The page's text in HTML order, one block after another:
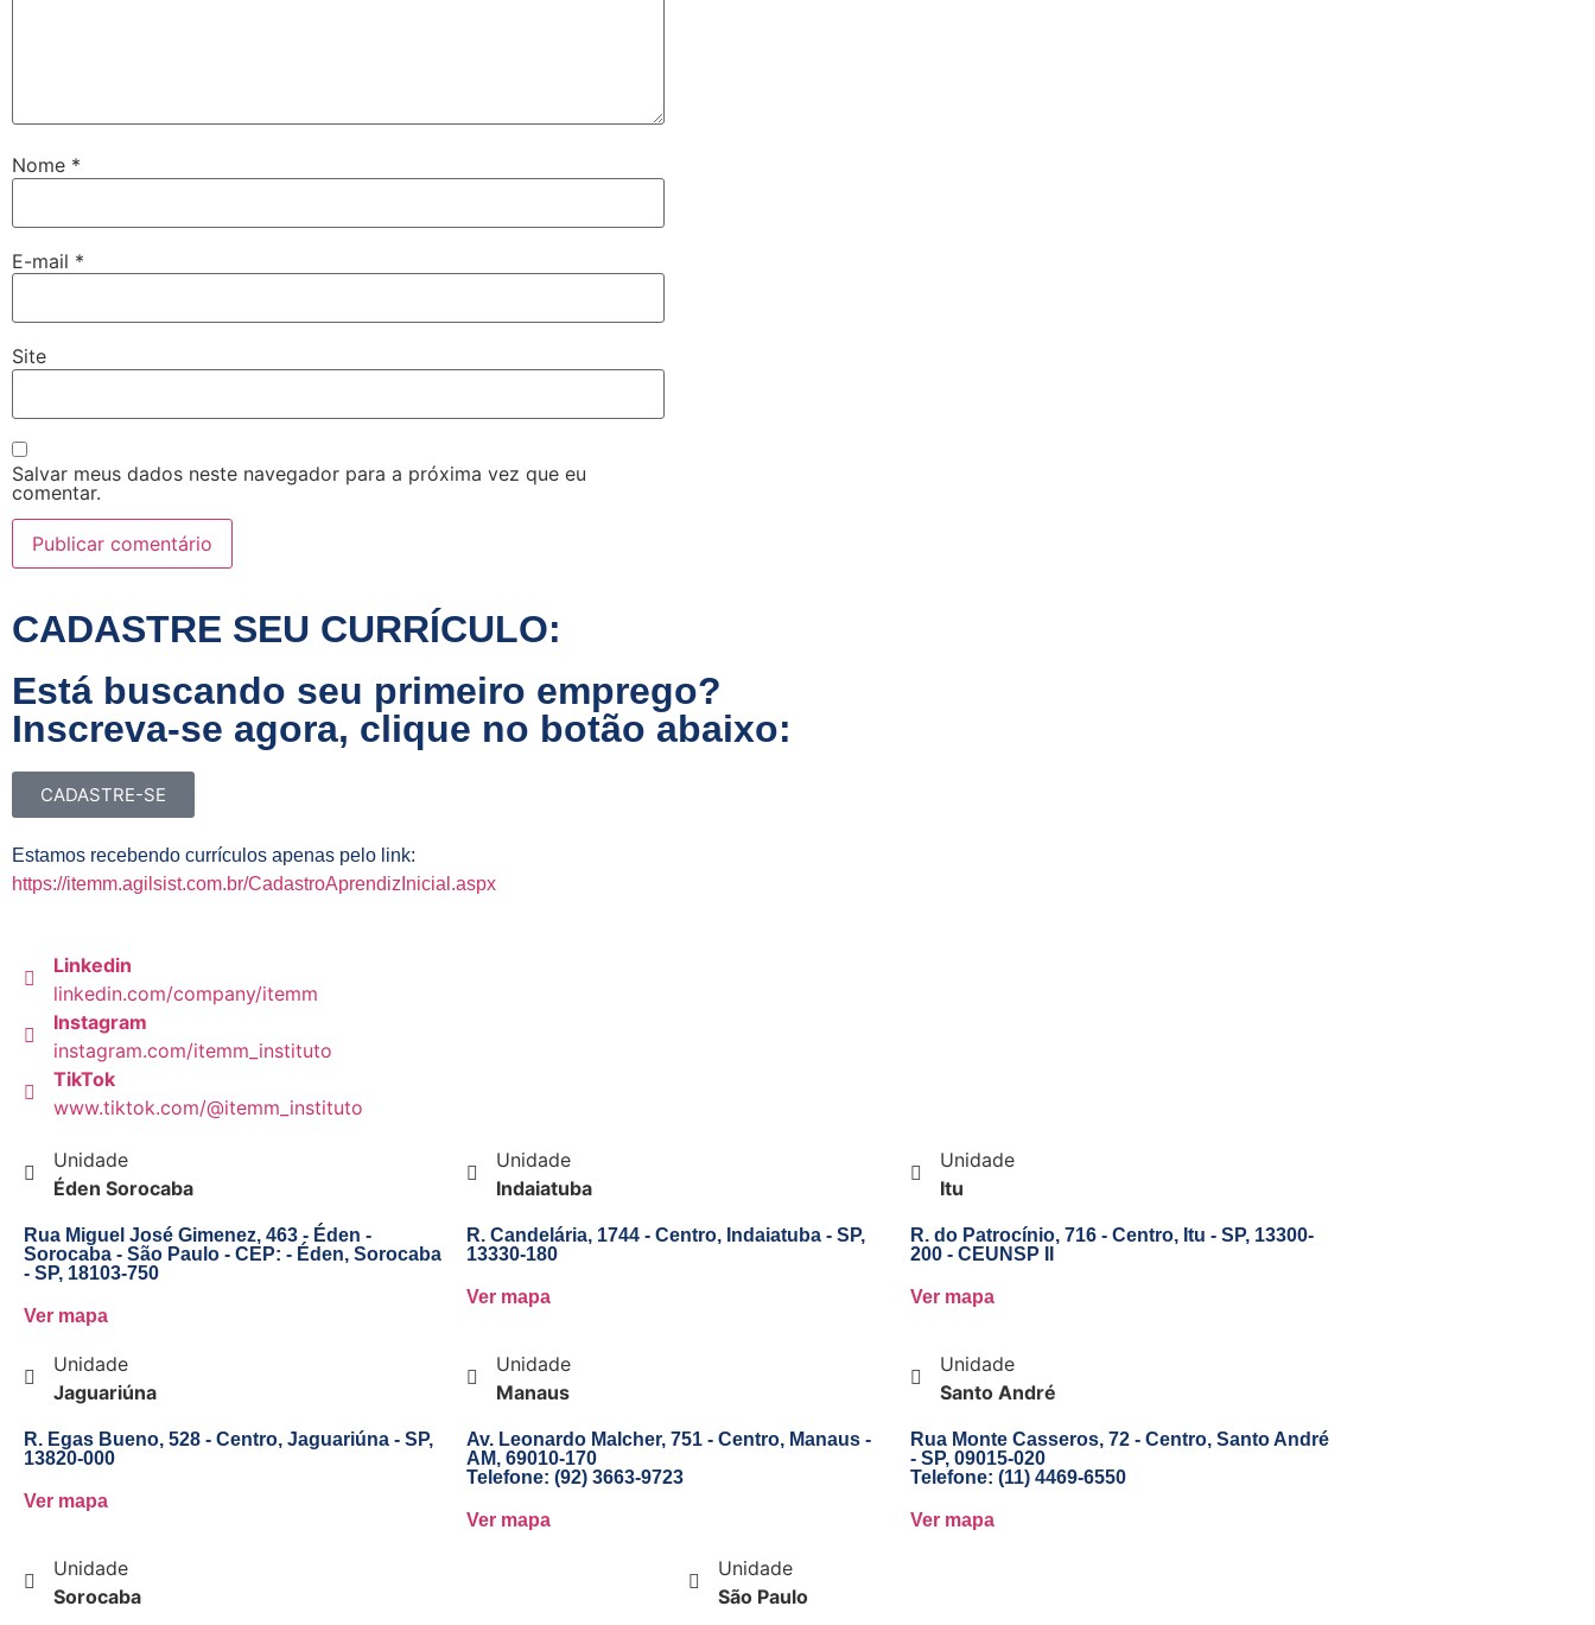
Nome *
E-mail *
Site
Salvar meus dados neste navegador para a próxima vez que eu
comentar.
CADASTRE SEU CURRÍCULO:
Está buscando seu primeiro emprego?
Inscreva-se agora, clique no botão abaixo:
CADASTRE-SE
Estamos recebendo currículos apenas pelo link:
https://itemm.agilsist.com.br/CadastroAprendizInicial.aspx
Linkedin
linkedin.com/company/itemm
Instagram
instagram.com/itemm_instituto
TikTok
www.tiktok.com/@itemm_instituto
Unidade
Éden Sorocaba
Rua Miguel José Gimenez, 463 - Éden -
Sorocaba - São Paulo - CEP: - Éden, Sorocaba
- SP, 18103-750
Ver mapa
Unidade
Indaiatuba
R. Candelária, 1744 - Centro, Indaiatuba - SP,
13330-180
Ver mapa
Unidade
Itu
R. do Patrocínio, 716 - Centro, Itu - SP, 13300-
200 - CEUNSP II
Ver mapa
Unidade
Jaguariúna
R. Egas Bueno, 528 - Centro, Jaguariúna - SP,
13820-000
Ver mapa
Unidade
Manaus
Av. Leonardo Malcher, 751 - Centro, Manaus -
AM, 69010-170
Telefone: (92) 3663-9723
Ver mapa
Unidade
Santo André
Rua Monte Casseros, 72 - Centro, Santo André
- SP, 09015-020
Telefone: (11) 4469-6550
Ver mapa
Unidade
Sorocaba
Unidade
São Paulo